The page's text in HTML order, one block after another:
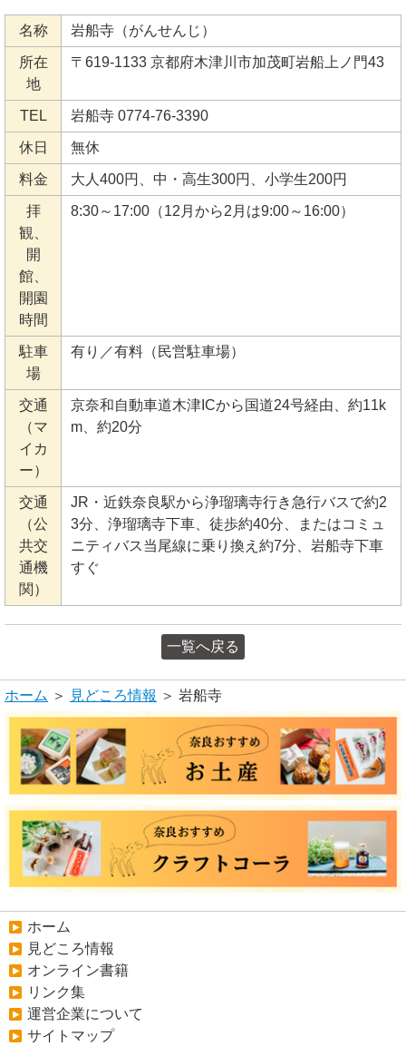
名称 岩船寺（がんせんじ）
所在
地
〒619-1133 京都府木津川市加茂町岩船上ノ門43
TEL 岩船寺 0774-76-3390
休日 無休
料金 大人400円、中・高生300円、小学生200円
拝
観、
開
館、
開園
時間
8:30～17:00（12月から2月は9:00～16:00）
駐車
場
有り／有料（民営駐車場）
交通
（マ
イカ
ー）
京奈和自動車道木津ICから国道24号経由、約11k
m、約20分
交通
（公
共交
通機
関）
JR・近鉄奈良駅から浄瑠璃寺行き急行バスで約2
3分、浄瑠璃寺下車、徒歩約40分、またはコミュ
ニティバス当尾線に乗り換え約7分、岩船寺下車
すぐ
一覧へ戻る
ホーム ＞ 見どころ情報 ＞ 岩船寺
ホーム
見どころ情報
オンライン書籍
リンク集
運営企業について
サイトマップ